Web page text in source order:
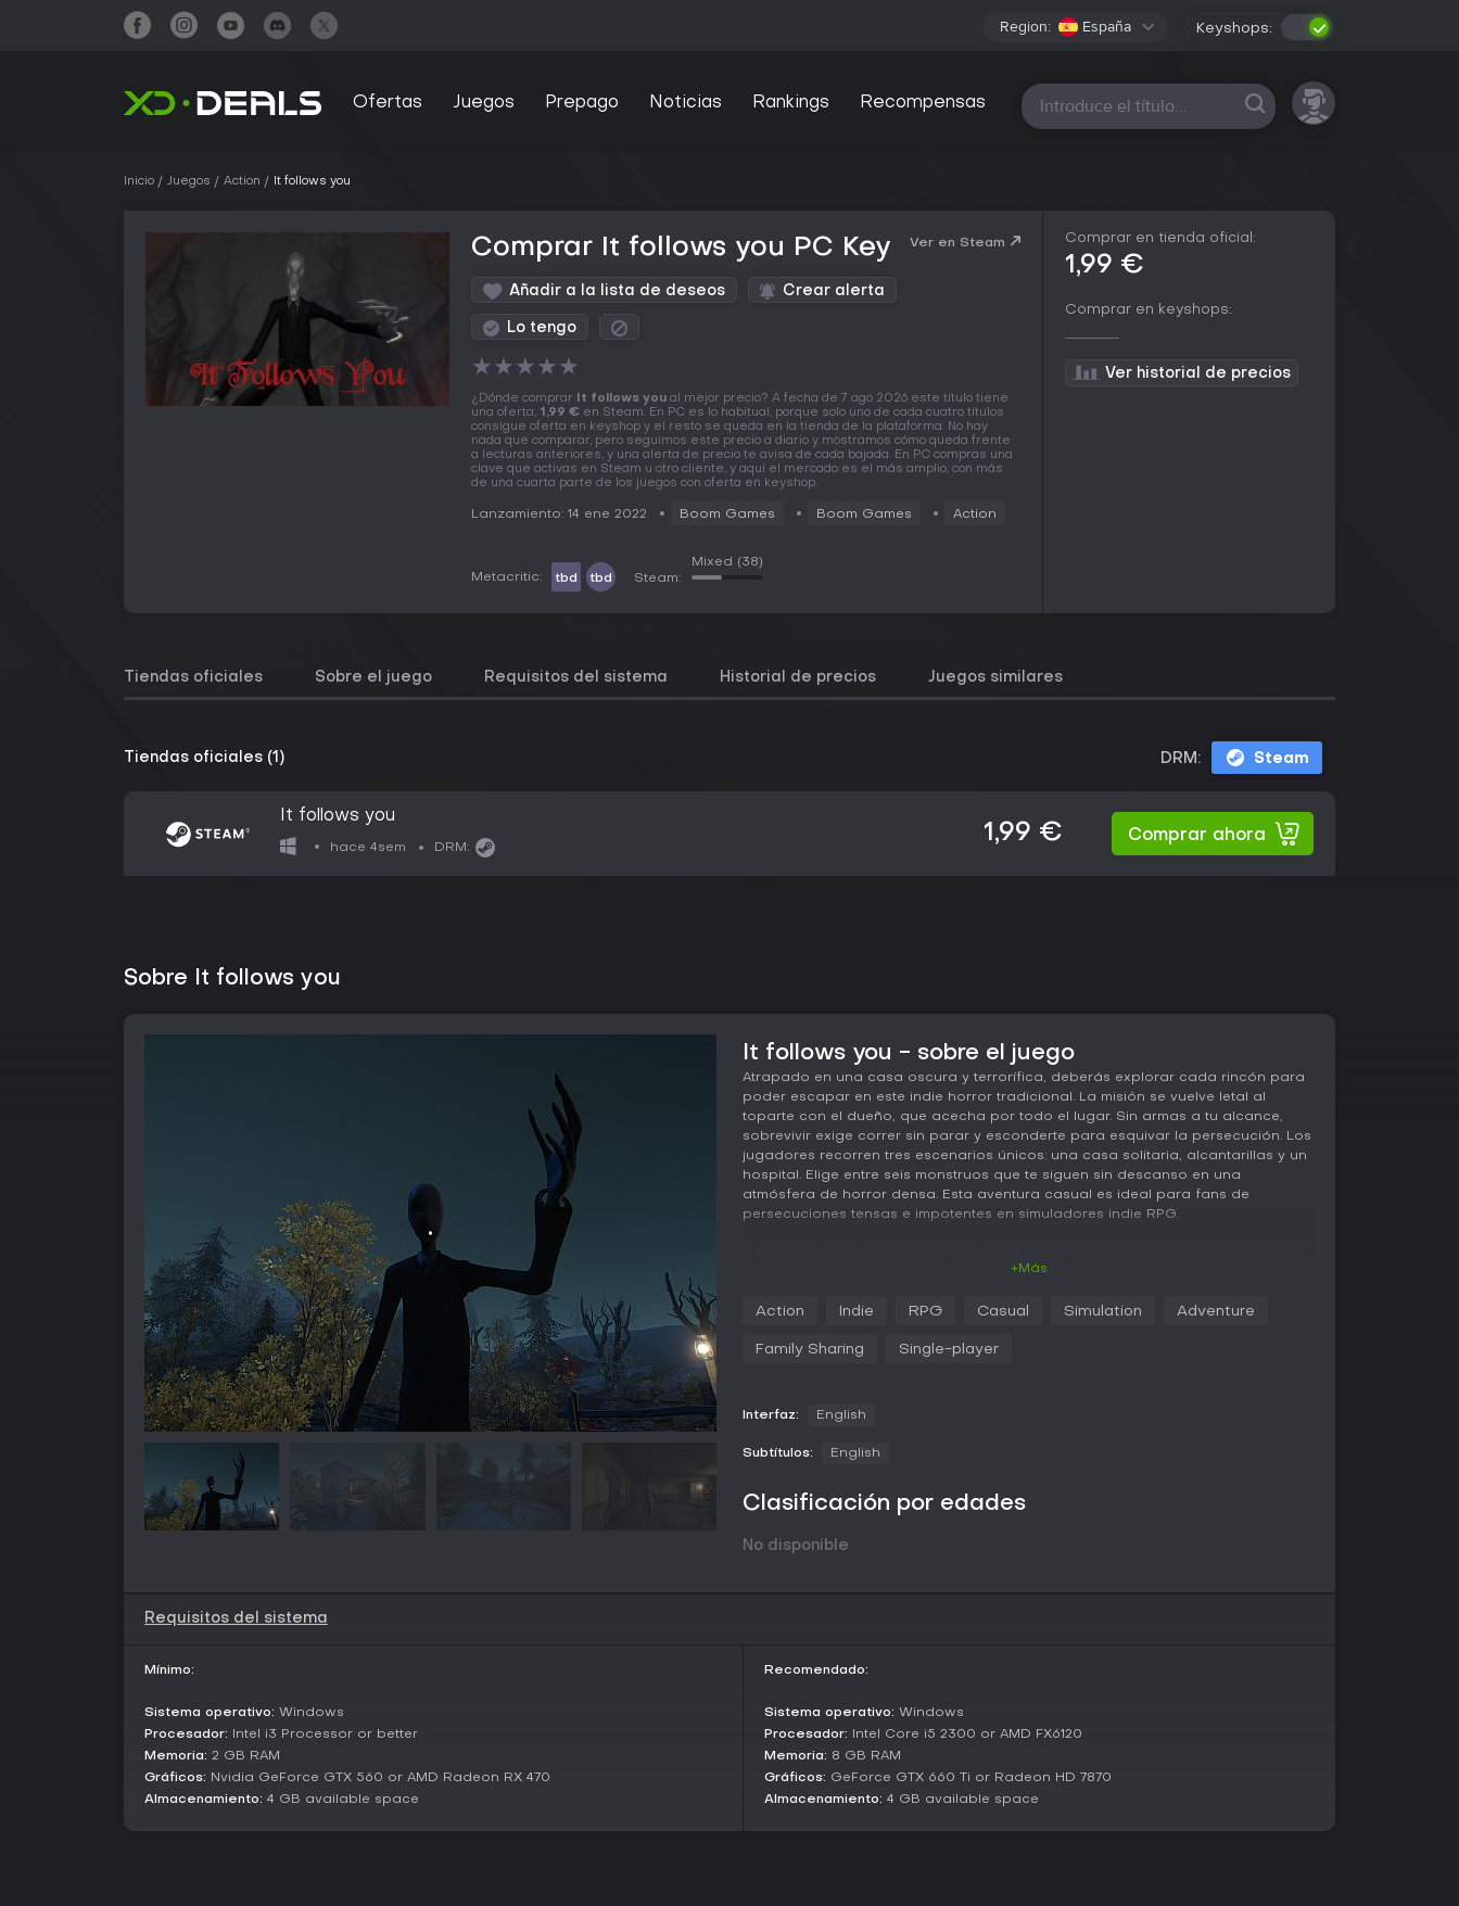
Region: España Keyshops:
Ofertas Juegos Prepago Noticias Rankings Recompensas Todas las plataformas
Inicio Juegos Action It follows you
Comprar It follows you PC Key Ver en Steam
Añadir a la lista de deseos Crear alerta
Lo tengo
★★★★★
¿Dónde comprar It follows you al mejor precio? A fecha de 7 ago 2026 este título tiene
una oferta, 1,99 € en Steam. En PC es lo habitual, porque solo uno de cada cuatro títulos
consigue oferta en keyshop y el resto se queda en la tienda de la plataforma. No hay
nada que comparar, pero seguimos este precio a diario y mostramos cómo queda frente
a lecturas anteriores, y una alerta de precio te avisa de cada bajada. En PC compras una
clave que activas en Steam u otro cliente, y aquí el mercado es el más amplio, con más
de una cuarta parte de los juegos con oferta en keyshop.
Lanzamiento: 14 ene 2022 Boom Games Boom Games Action
Metacritic: tbd tbd Steam:
Mixed (38)
Comprar en tienda oficial:
1,99 €
Comprar en keyshops:
Ver historial de precios
Tiendas oficiales Sobre el juego Requisitos del sistema Historial de precios Juegos similares
Tiendas oficiales (1) DRM: Steam
It follows you
hace 4sem DRM:
1,99 € Comprar ahora
Sobre It follows you
It follows you - sobre el juego
Atrapado en una casa oscura y terrorífica, deberás explorar cada rincón para
poder escapar en este indie horror tradicional. La misión se vuelve letal al
toparte con el dueño, que acecha por todo el lugar. Sin armas a tu alcance,
sobrevivir exige correr sin parar y esconderte para esquivar la persecución. Los
jugadores recorren tres escenarios únicos: una casa solitaria, alcantarillas y un
hospital. Elige entre seis monstruos que te siguen sin descanso en una
atmósfera de horror densa. Esta aventura casual es ideal para fans de
persecuciones tensas e impotentes en simuladores indie RPG.
and frightening house that must be explored to find your way out. Perhaps it
weapons, here you are absolutely helpless. To be saved, you just need to run
Three locations: Lonely House, Sewers and Hospital
Thick atmosphere of horror
+Más
Action Indie RPG Casual Simulation Adventure
Family Sharing Single-player
Interfaz: English
Subtítulos: English
Clasificación por edades
No disponible
Requisitos del sistema
Mínimo:
Sistema operativo: Windows
Procesador: Intel i3 Processor or better
Memoria: 2 GB RAM
Gráficos: Nvidia GeForce GTX 560 or AMD Radeon RX 470
Almacenamiento: 4 GB available space
Recomendado:
Sistema operativo: Windows
Procesador: Intel Core i5 2300 or AMD FX6120
Memoria: 8 GB RAM
Gráficos: GeForce GTX 660 Ti or Radeon HD 7870
Almacenamiento: 4 GB available space